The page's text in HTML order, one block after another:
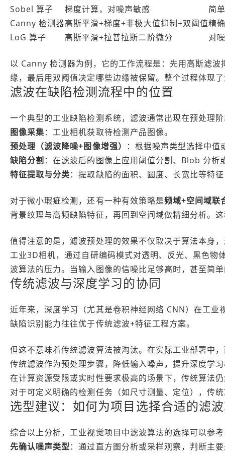
Sobel 算子
梯度计算，对噪声敏感
简
Canny 检测器高斯平滑+梯度+非极大值抑制+双阈值精
LoG 算子
高斯平滑+拉普拉斯二阶微分 对
以 Canny 检测器为例，它的工作流程是：先用高斯滤
缘，最后用双阈值决定哪些边缘被保留。整个过程体现
滤波在缺陷检测流程中的位置
一个典型的工业缺陷检测系统，滤波通常出现在预处理
图像采集：工业相机获取待检测产品图像。
预处理（滤波降噪+图像增强）
：根据噪声类型选择中
缺陷分割 ：在滤波后的图像上应用阈值分割、Blob 分析
特征提取与分类：提取缺陷的面积、圆度、长宽比等特
对于微小瑕疵检测，还有一种有效策略是频域+空间域联
背景纹理与高频缺陷特征，再回到空间域做精细分析。
值得注意的是，滤波预处理的效果不仅取决于算法本身
工业3D相机，通过自研编码模式对透明、反光、黑色
波算法的压力。当输入图像的信噪比足够高时，甚至简
传统滤波与深度学习的协同
近年来，深度学习（尤其是卷积神经网络 CNN）在工
缺陷识别能力往往优于传统滤波+特征工程方案。
但这不意味着传统滤波算法被淘汰。在实际工业部署中
传统滤波作为预处理步骤，降低输入噪声，提升深度学
在计算资源受限或实时性要求极高的场景下，传统算法
对于可定义明确的检测任务（如尺寸测量、定位），传
选型建议：如何为项目选择合适的滤
综合以上分析，工业视觉项目中滤波算法的选择可以参
先确认噪声类型：通过直方图分析或采样观察，判断主